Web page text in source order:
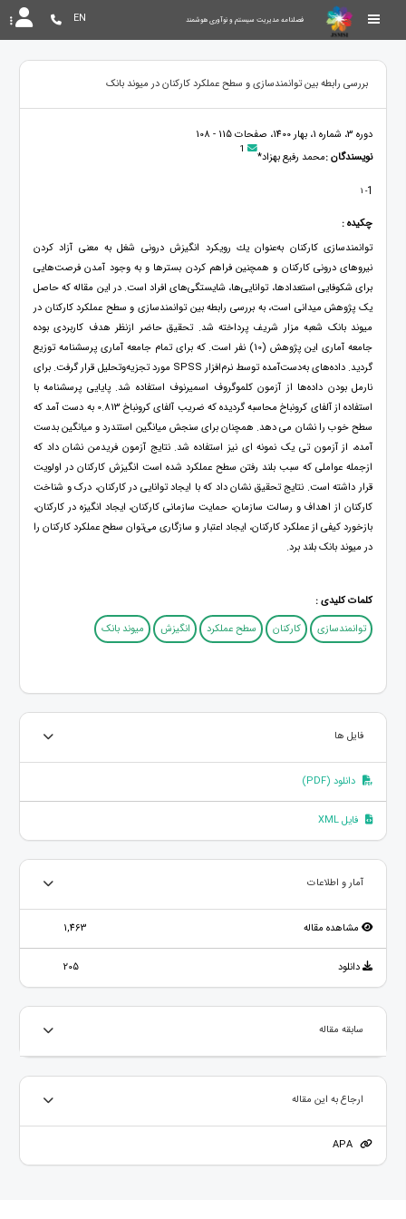
فصلنامه مدیریت سیستم و نوآوری هوشمند EN
بررسی رابطه بین توانمندسازی و سطح عملکرد کارکنان در میوند بانک
دوره 3، شماره 1، بهار 1400، صفحات 115 - 108
نویسندگان :محمد رفیع بهزاد* 1
1
- 1
چکیده :
توانمندسازی کارکنان به‌عنوان یك رویكرد انگیزش درونی شغل به معنی آزاد کردن
نیروهای درونی کارکنان و همچنین فراهم کردن بسترها و به وجود آمدن فرصت‌هایی
برای شكوفایی استعدادها، توانایی‌ها، شایستگی‌های افراد است. در این مقاله که حاصل
یک پژوهش میدانی است، به بررسی رابطه بین توانمندسازی و سطح عملکرد کارکنان در
میوند بانک شعبه مزار شریف پرداخته شد. تحقیق حاضر ازنظر هدف کاربردی بوده
جامعه آماری این پژوهش (10) نفر است. که برای تمام جامعه آماری پرسشنامه توزیع
گردید. داده‌های به‌دست‌آمده توسط نرم‌افزار SPSS مورد تجزیه‌وتحلیل قرار گرفت. برای
نارمل بودن داده‌ها از آزمون کلموگروف اسمیرنوف استفاده شد. پایایی پرسشنامه با
استفاده از آلفای کرونباخ محاسبه گردیده که ضریب آلفای کرونباخ 0.813 به دست آمد که
سطح خوب را نشان می دهد. همچنان برای سنجش میانگین استندرد و میانگین بدست
آمده، از آزمون تی یک نمونه ای نیز استفاده شد. نتایج آزمون فریدمن نشان داد که
ازجمله عواملی که سبب بلند رفتن سطح عملکرد شده است انگیزش کارکنان در اولویت
قرار داشته است. نتایج تحقیق نشان داد که با ایجاد توانایی در کارکنان، درک و شناخت
کارکنان از اهداف و رسالت سازمان، حمایت سازمانی کارکنان، ایجاد انگیزه در کارکنان،
بازخورد کیفی از عملکرد کارکنان، ایجاد اعتبار و سازگاری می‌توان سطح عملکرد کارکنان را
در میوند بانک بلند برد.
کلمات کلیدی :
توانمندسازی
کارکنان سطح عملکرد انگیزش میوند بانک
فایل ها
دانلود (PDF)
فایل XML
آمار و اطلاعات
مشاهده مقاله 1,463
دانلود 205
سابقه مقاله
ارجاع به این مقاله
APA